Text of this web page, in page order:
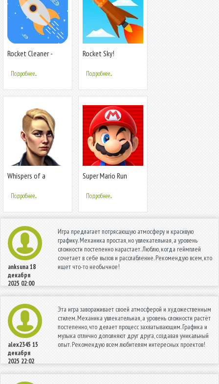
Rocket Cleaner -
систему
Подробнее...
Rocket Sky!
Подробнее...
Whispers of a
Подробнее...
Super Mario Run
Подробнее...
anksuna18
декабря
2025 02:00
Игра предлагает потрясающую атмосферу и красивую
графику. Механика простая, но увлекательная, а уровень
сложности постепенно нарастает. Люблю, когда геймплей
сочетает в себе вызов и расслабление. Рекомендую всем, кто
ищет что-то необычное!
alex2345 15
декабря
2025 22:02
Эта игра завораживает своей атмосферой и художественным
стилем. Механика увлекательная, а уровень сложности растёт
постепенно, что делает процесс захватывающим. Графика и
музыка отлично дополняют друг друга, создавая уникальный
опыт. Рекомендую всем любителям интересных проектов!